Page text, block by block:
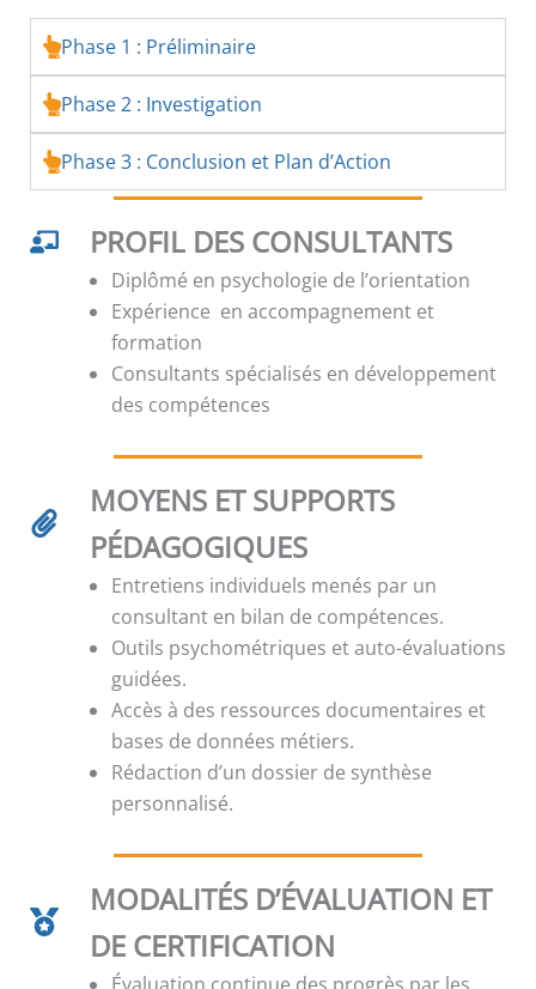
Phase 1 : Préliminaire
Phase 2 : Investigation
Phase 3 : Conclusion et Plan d’Action
PROFIL DES CONSULTANTS
Diplômé en psychologie de l’orientation
Expérience en accompagnement et
formation
Consultants spécialisés en développement
des compétences
MOYENS ET SUPPORTS
PÉDAGOGIQUES
Entretiens individuels menés par un
consultant en bilan de compétences.
Outils psychométriques et auto-évaluations
guidées.
Accès à des ressources documentaires et
bases de données métiers.
Rédaction d’un dossier de synthèse
personnalisé.
MODALITÉS D’ÉVALUATION ET
DE CERTIFICATION